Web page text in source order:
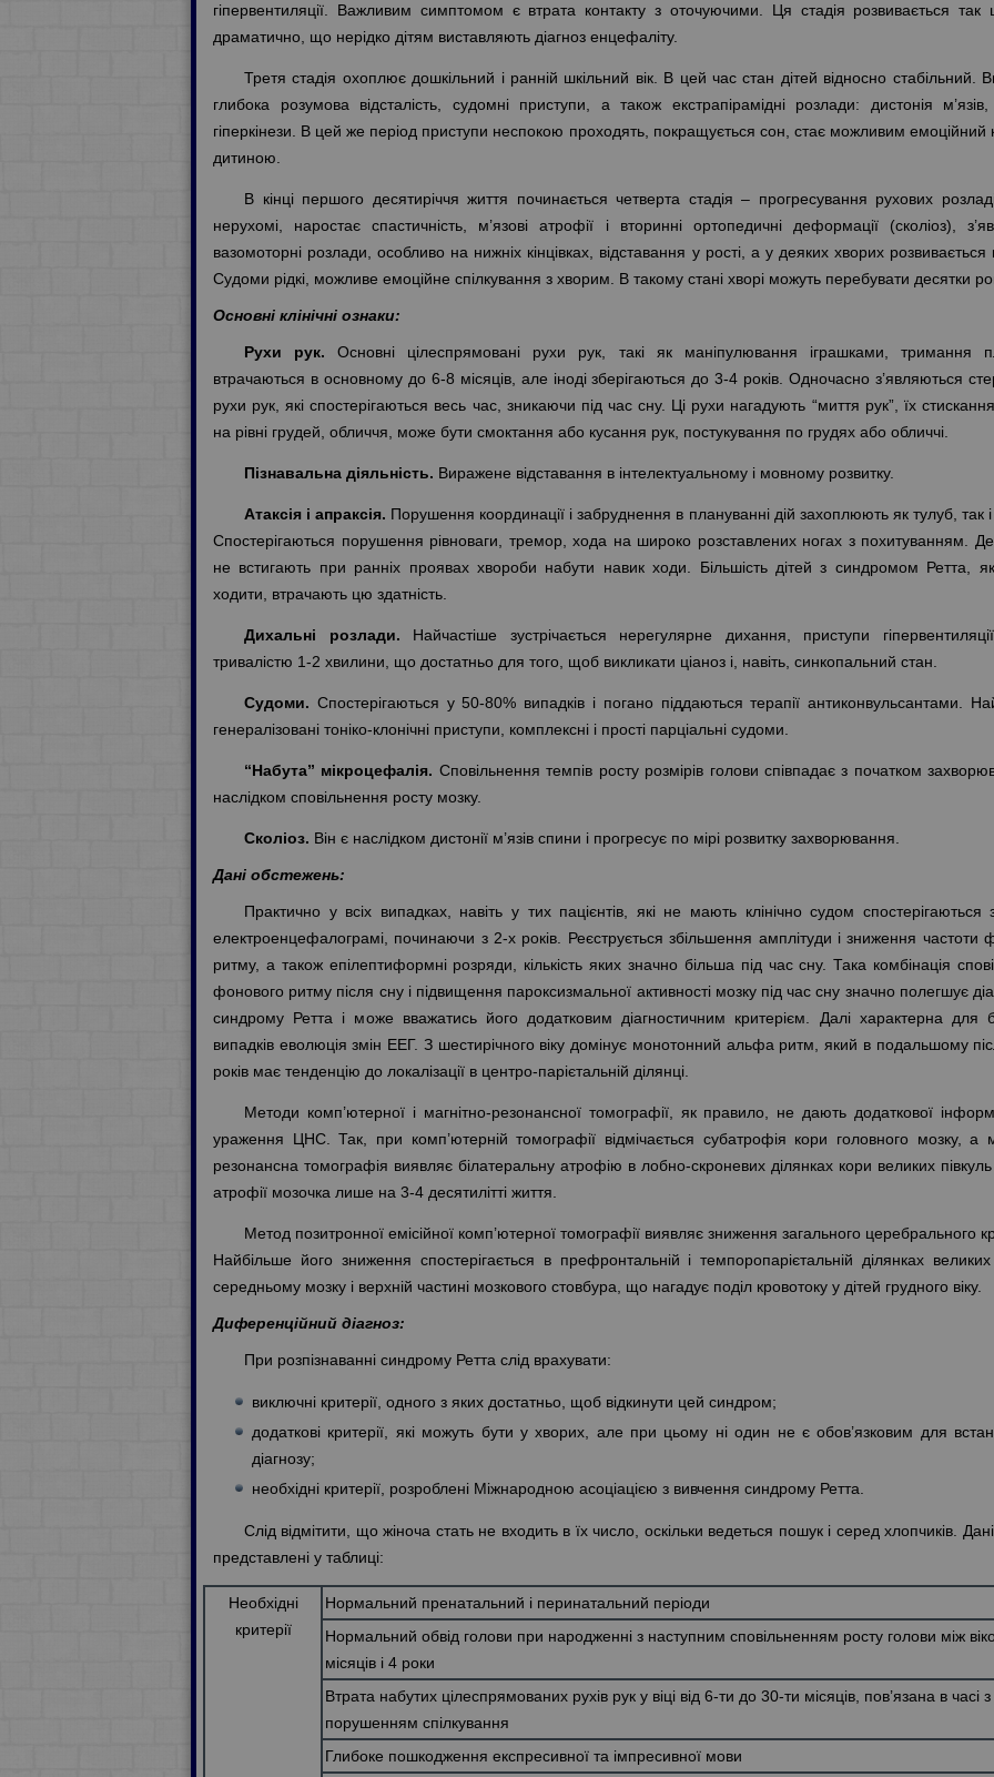
гіпервентиляції. Важливим симптомом є втрата контакту з оточуючими. Ця стадія розвивається так
драматично, що нерідко дітям виставляють діагноз енцефаліту.
Третя стадія охоплює дошкільний і ранній шкільний вік. В цей час стан дітей відносно стабільний.
глибока розумова відсталість, судомні приступи, а також екстрапірамідні розлади: дистонія м’язів,
гіперкінези. В цей же період приступи неспокою проходять, покращується сон, стає можливим емоційний
дитиною.
В кінці першого десятиріччя життя починається четверта стадія – прогресування рухових
нерухомі, наростає спастичність, м’язові атрофії і вторинні ортопедичні деформації (сколіоз),
вазомоторні розлади, особливо на нижніх кінцівках, відставання у рості, а у деяких хворих розвивається
Судоми рідкі, можливе емоційне спілкування з хворим. В такому стані хворі можуть перебувати десятки
Основні клінічні ознаки:
Рухи рук. Основні цілеспрямовані рухи рук, такі як маніпулювання іграшками, тримання
втрачаються в основному до 6-8 місяців, але іноді зберігаються до 3-4 років. Одночасно з’являються
рухи рук, які спостерігаються весь час, зникаючи під час сну. Ці рухи нагадують “миття рук”, їх
на рівні грудей, обличчя, може бути смоктання або кусання рук, постукування по грудях або обличчі.
Пізнавальна діяльність. Виражене відставання в інтелектуальному і мовному розвитку.
Атаксія і апраксія. Порушення координації і забруднення в плануванні дій захоплюють як тулуб, так і
Спостерігаються порушення рівноваги, тремор, хода на широко розставлених ногах з похитуванням.
не встигають при ранніх проявах хвороби набути навик ходи. Більшість дітей з синдромом Ретта,
ходити, втрачають цю здатність.
Дихальні розлади. Найчастіше зустрічається нерегулярне дихання, приступи
тривалістю 1-2 хвилини, що достатньо для того, щоб викликати ціаноз і, навіть, синкопальний стан.
Судоми. Спостерігаються у 50-80% випадків і погано піддаються терапії антиконвульсантами.
генералізовані тоніко-клонічні приступи, комплексні і прості парціальні судоми.
“Набута” мікроцефалія. Сповільнення темпів росту розмірів голови співпадає з початком
наслідком сповільнення росту мозку.
Сколіоз. Він є наслідком дистонії м’язів спини і прогресує по мірі розвитку захворювання.
Дані обстежень:
Практично у всіх випадках, навіть у тих пацієнтів, які не мають клінічно судом спостерігаються
електроенцефалограмі, починаючи з 2-х років. Реєструється збільшення амплітуди і зниження частоти
ритму, а також епілептиформні розряди, кількість яких значно більша під час сну. Така комбінація
фонового ритму після сну і підвищення пароксизмальної активності мозку під час сну значно полегшує
синдрому Ретта і може вважатись його додатковим діагностичним критерієм. Далі характерна для
випадків еволюція змін ЕЕГ. З шестирічного віку домінує монотонний альфа ритм, який в подальшому
років має тенденцію до локалізації в центро-парієтальній ділянці.
Методи комп’ютерної і магнітно-резонансної томографії, як правило, не дають додаткової
ураження ЦНС. Так, при комп’ютерній томографії відмічається субатрофія кори головного мозку, а
резонансна томографія виявляє білатеральну атрофію в лобно-скроневих ділянках кори великих півкуль
атрофії мозочка лише на 3-4 десятилітті життя.
Метод позитронної емісійної комп’ютерної томографії виявляє зниження загального церебрального
Найбільше його зниження спостерігається в префронтальній і темпоропарієтальній ділянках великих
середньому мозку і верхній частині мозкового стовбура, що нагадує поділ кровотоку у дітей грудного віку.
Диференційний діагноз:
При розпізнаванні синдрому Ретта слід врахувати:
виключні критерії, одного з яких достатньо, щоб відкинути цей синдром;
додаткові критерії, які можуть бути у хворих, але при цьому ні один не є обов’язковим для
діагнозу;
необхідні критерії, розроблені Міжнародною асоціацією з вивчення синдрому Ретта.
Слід відмітити, що жіноча стать не входить в їх число, оскільки ведеться пошук і серед хлопчиків. Дані
представлені у таблиці:
Необхідні
критерії
Нормальний пренатальний і перинатальний періоди
Нормальний обвід голови при народженні з наступним сповільненням росту голови між
місяців і 4 роки
Втрата набутих цілеспрямованих рухів рук у віці від 6-ти до 30-ти місяців, пов’язана в часі з
порушенням спілкування
Глибоке пошкодження експресивної та імпресивної мови